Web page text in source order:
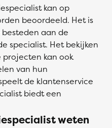
kan op
beoordeeld. Het is
aan de
specialist. Het bekijken
kan ook
van hun
de klantenservice
biedt een
weten